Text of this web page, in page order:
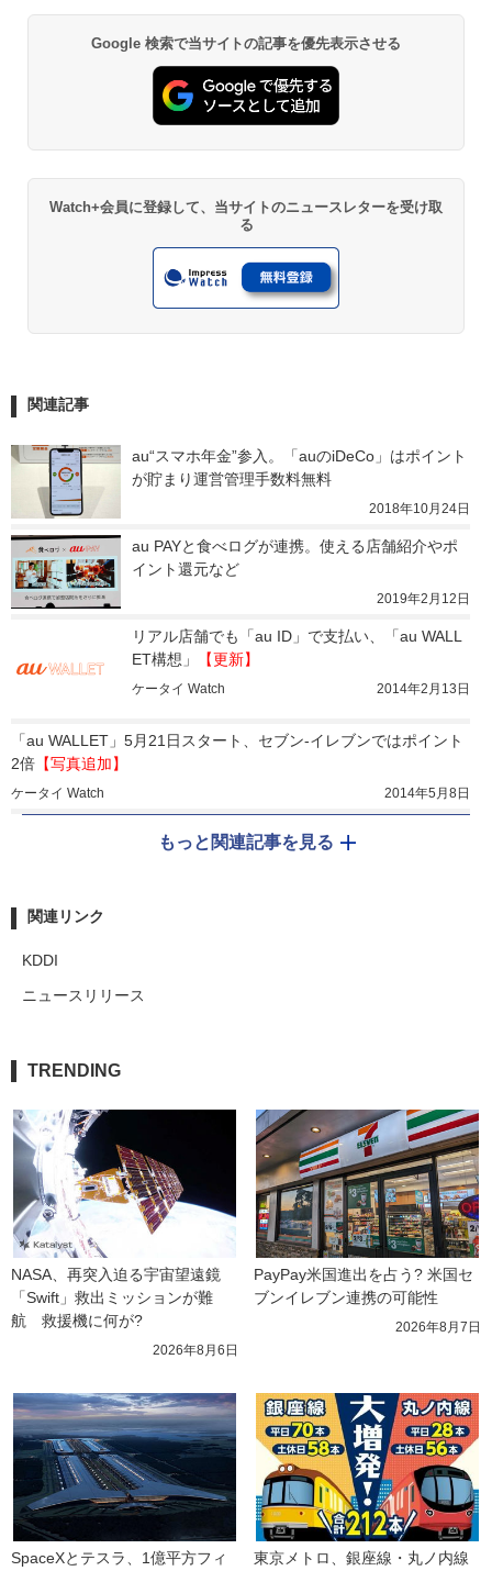
Google 検索で当サイトの記事を優先表示させる
Watch+会員に登録して、当サイトのニュースレターを受け取
る
関連記事
au“スマホ年金”参入。「auのiDeCo」はポイント
が貯まり運営管理手数料無料
2018年10月24日
au PAYと食べログが連携。使える店舗紹介やポ
イント還元など
2019年2月12日
リアル店舗でも「au ID」で支払い、「au WALL
ET構想」
【更新】
ケータイ Watch 2014年2月13日
「au WALLET」5月21日スタート、セブン-イレブンではポイント
2倍【写真追加】
ケータイ Watch 2014年5月8日
もっと関連記事を見る
関連リンク
KDDI
ニュースリリース
TRENDING
NASA、再突入迫る宇宙望遠鏡
「Swift」救出ミッションが難
航　救援機に何が?
2026年8月6日
PayPay米国進出を占う? 米国セ
ブンイレブン連携の可能性
2026年8月7日
SpaceXとテスラ、1億平方フィ 東京メトロ、銀座線・丸ノ内線